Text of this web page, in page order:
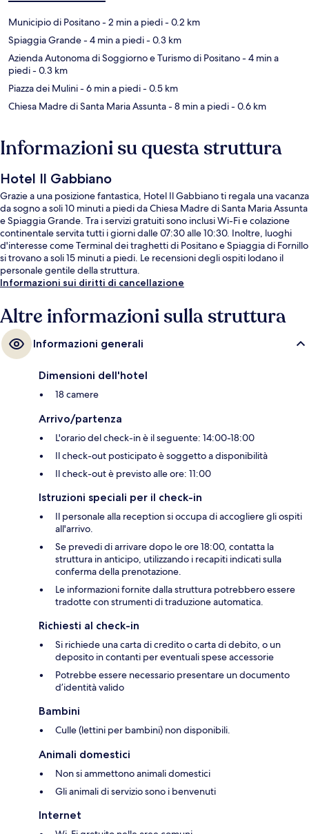
Municipio di Positano- 2 min a piedi- 0.2 km
Spiaggia Grande- 4 min a piedi- 0.3 km
Azienda Autonoma di Soggiorno e Turismo di Positano- 4 min a
piedi- 0.3 km
Piazza dei Mulini- 6 min a piedi- 0.5 km
Chiesa Madre di Santa Maria Assunta- 8 min a piedi- 0.6 km
Informazioni su questa struttura
Hotel Il Gabbiano
Grazie a una posizione fantastica, Hotel Il Gabbiano ti regala una vacanza
da sogno a soli 10 minuti a piedi da Chiesa Madre di Santa Maria Assunta
e Spiaggia Grande. Tra i servizi gratuiti sono inclusi Wi-Fi e colazione
continentale servita tutti i giorni dalle 07:30 alle 10:30. Inoltre, luoghi
d'interesse come Terminal dei traghetti di Positano e Spiaggia di Fornillo
si trovano a soli 15 minuti a piedi. Le recensioni degli ospiti lodano il
personale gentile della struttura.
Informazioni sui diritti di cancellazione
Altre informazioni sulla struttura
Informazioni generali
Dimensioni dell'hotel
18 camere
Arrivo/partenza
L'orario del check-in è il seguente: 14:00-18:00
Il check-out posticipato è soggetto a disponibilità
Il check-out è previsto alle ore: 11:00
Istruzioni speciali per il check-in
Il personale alla reception si occupa di accogliere gli ospiti
all'arrivo.
Se prevedi di arrivare dopo le ore 18:00, contatta la
struttura in anticipo, utilizzando i recapiti indicati sulla
conferma della prenotazione.
Le informazioni fornite dalla struttura potrebbero essere
tradotte con strumenti di traduzione automatica.
Richiesti al check-in
Si richiede una carta di credito o carta di debito, o un
deposito in contanti per eventuali spese accessorie
Potrebbe essere necessario presentare un documento
d’identità valido
Bambini
Culle (lettini per bambini) non disponibili.
Animali domestici
Non si ammettono animali domestici
Gli animali di servizio sono i benvenuti
Internet